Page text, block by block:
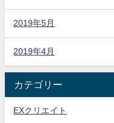
2019年5月
2019年4月
カテゴリー
EXクリエイト